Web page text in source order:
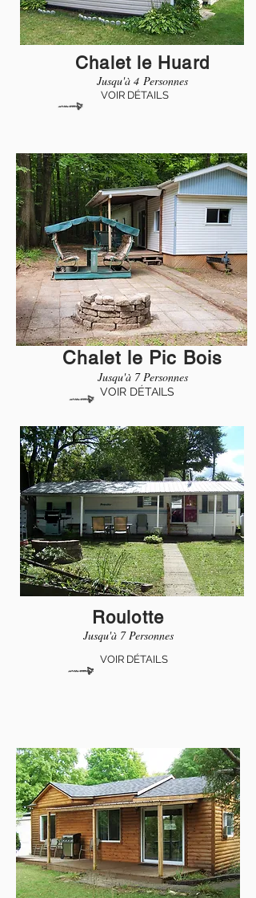
Chalet le Huard
Jusqu'à 4 Personnes
VOIR DÉTAILS
Chalet le Pic Bois
Jusqu'à 7 Personnes
VOIR DÉTAILS
Roulotte
Jusqu'à 7 Personnes
VOIR DÉTAILS